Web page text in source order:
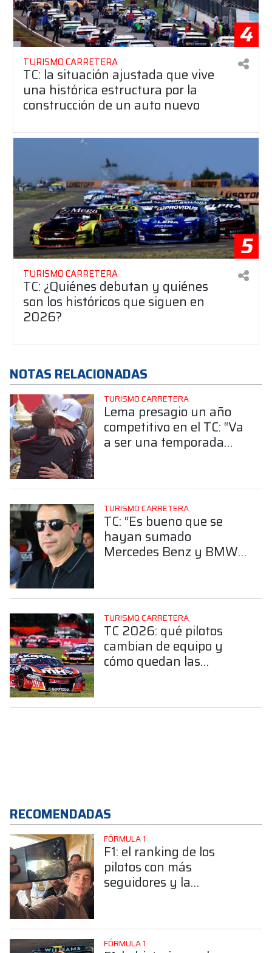
4
TURISMO CARRETERA
TC: la situación ajustada que vive
una histórica estructura por la
construcción de un auto nuevo
5
TURISMO CARRETERA
TC: ¿Quiénes debutan y quiénes
son los históricos que siguen en
2026?
NOTAS RELACIONADAS
TURISMO CARRETERA
Lema presagio un año
competitivo en el TC: “Va
a ser una temporada
TURISMO CARRETERA
TC: “Es bueno que se
hayan sumado
Mercedes Benz y BMW”,
marcas
TURISMO CARRETERA
TC 2026: qué pilotos
cambian de equipo y
cómo quedan las
RECOMENDADAS
FÓRMULA 1
F1: el ranking de los
pilotos con más
seguidores y la
FÓRMULA 1